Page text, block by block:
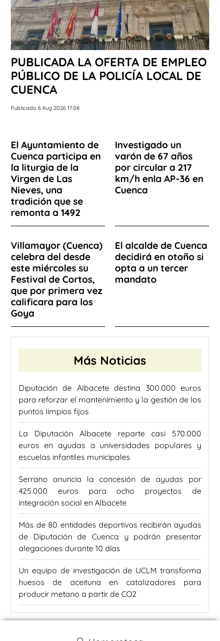
PUBLICADA LA OFERTA DE EMPLEO
PÚBLICO DE LA POLICÍA LOCAL DE
CUENCA
Publicado 6 Aug 2026 17:08
El Ayuntamiento de
Cuenca participa en
la liturgia de la
Virgen de Las
Nieves, una
tradición que se
remonta a 1492
Investigado un
varón de 67 años
por circular a 217
km/h enla AP-36 en
Cuenca
Villamayor (Cuenca)
celebra del desde
este miércoles su
Festival de Cortos,
que por primera vez
calificara para los
Goya
El alcalde de Cuenca
decidirá en otoño si
opta a un tercer
mandato
Más Noticias
Diputación de Albacete destina 300.000 euros
para reforzar el mantenimiento y la gestión de los
puntos limpios fijos
La Diputación Albacete reparte casi 570.000
euros en ayudas a universidades populares y
escuelas infantiles municipales
Serrano anuncia la concesión de ayudas por
425.000 euros para ocho proyectos de
integración social en Albacete
Más de 80 entidades deportivas recibirán ayudas
de Diputación de Cuenca y podrán presentar
alegaciones durante 10 días
Un equipo de investigación de UCLM transforma
huesos de aceituna en catalizadores para
producir metano a partir de CO2